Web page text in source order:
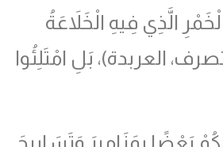
الَّذِي فِيهِ الْخَلاَعَةُ
العربدة)، بَلِ امْتَلِئُوا
بَعْضًا بِمَزَامِيرَ وَتَسَابِيحَ